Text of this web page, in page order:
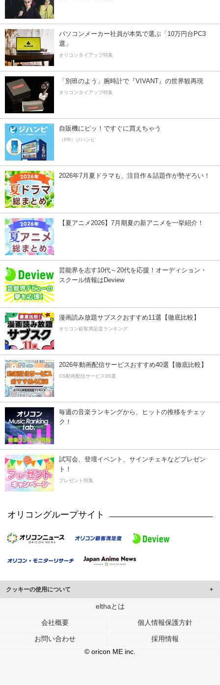
パソコンメーカー社員が本気で選ぶ「10万円台PC3
選」
オリコンタイアップ特集
「別班のよう」腕時計で『VIVANT』の世界観再現
オリコンタイアップ特集
自販機にピッ！ですぐに買えちゃう
（PR）ジハンピ
2026年7月夏ドラマも、注目作＆話題作が勢ぞろい！
【夏アニメ2026】7月期夏の新アニメを一挙紹介！
芸能界を志す10代～20代を応援！オーディション・
スクール情報はDeview
漫画読み放題サブスクおすすめ11選【徹底比較】
オリコン顧客満足度ランキング
2026年動画配信サービスおすすめ40選【徹底比較】
CS動画配信サービス20選
毎週の音楽ランキングから、ヒットの推移をチェッ
ク！
試写会、登壇イベント、サインチェキなどプレゼン
ト！
プレゼント特集
オリコングループサイト
クッキーの使用について
このサイトでは Cookie を使用して、ユーザーに合わせたコンテンツや広告の
行っています。
メディアや広告配信、データ解析の各パートナーに提供しています。
各パートナーは、この情報とユーザーが各パートナーに提供した他の情報や、
ユーザーが各パートナーのサービスを使用したときに収集した他の情報を組み
elthaとは
会社概要 個人情報保護方針
お問い合わせ
採用情報
© oricon ME inc.